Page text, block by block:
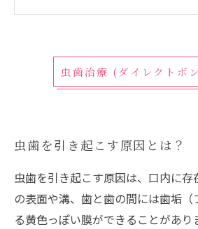
虫歯治療 (ダイレクトボ
虫歯を引き起こす原因とは？
虫歯を引き起こす原因は、口内に存
の表面や溝、歯と歯の間には歯垢
る黄色っぽい膜ができることがあり